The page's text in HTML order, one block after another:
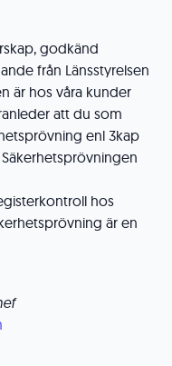
godkänd
från Länsstyrelsen
är hos våra kunder
att du som
enl 3kap
Säkerhetsprövningen
hos
är en